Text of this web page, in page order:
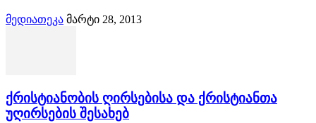
მედიათეკა მარტი 28, 2013
ქრისტიანობის ღირსებისა და ქრისტიანთა
უღირსების შესახებ